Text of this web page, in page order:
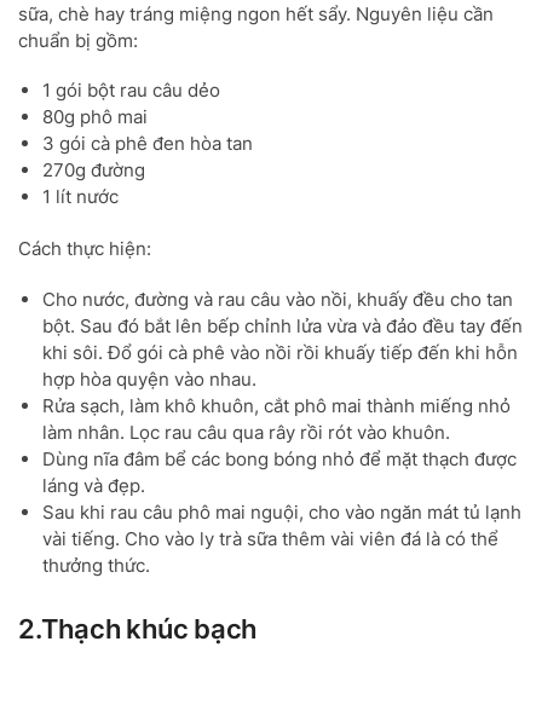
sữa, chè hay tráng miệng ngon hết sẩy. Nguyên liệu cần
chuẩn bị gồm:
1 gói bột rau câu dẻo
80g phô mai
3 gói cà phê đen hòa tan
270g đường
1 lít nước
Cách thực hiện:
Cho nước, đường và rau câu vào nồi, khuấy đều cho tan
bột. Sau đó bắt lên bếp chỉnh lửa vừa và đảo đều tay đến
khi sôi. Đổ gói cà phê vào nồi rồi khuấy tiếp đến khi hỗn
hợp hòa quyện vào nhau.
Rửa sạch, làm khô khuôn, cắt phô mai thành miếng nhỏ
làm nhân. Lọc rau câu qua rây rồi rót vào khuôn.
Dùng nĩa đâm bể các bong bóng nhỏ để mặt thạch được
láng và đẹp.
Sau khi rau câu phô mai nguội, cho vào ngăn mát tủ lạnh
vài tiếng. Cho vào ly trà sữa thêm vài viên đá là có thể
thưởng thức.
2.Thạch khúc bạch